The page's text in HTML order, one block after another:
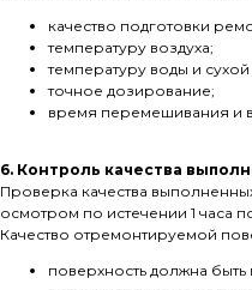
качество подготовки
температуру воздуха;
температуру воды и
точное дозирование;
время перемешивания и
6. Контроль качества
Проверка качества
осмотром по истечении 1 часа
Качество отремонтируемой
поверхность должна